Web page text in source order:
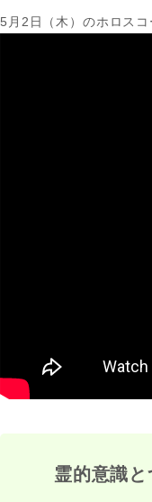
5月2日（木）のホロスコ
霊的意識